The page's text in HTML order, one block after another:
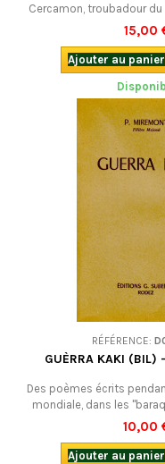
Cercamon, troubadour
: poèmes d'amour,
complaintes... L'une des
de notre patrimoine
15,00
Ajouter au panier
RÉFÉRENCE:
GUÈRRA KAKI (BIL)
Des poèmes écrits
mondiale, dans les
de l'Oflag XD". Un
guerre et sur l'occitan
D'OCCASION : éditions
10,00
Ajouter au panier